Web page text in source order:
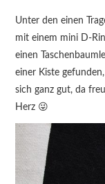
Unter den einen
mit einem mini D-
einen
einer Kiste
sich ganz gut, da
Herz 😜